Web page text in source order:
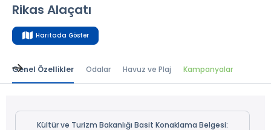
Rikas Alaçatı
Haritada Göster
Genel Özellikler Odalar Havuz ve Plaj Kampanyalar
Kültür ve Turizm Bakanlığı Basit Konaklama Belgesi: